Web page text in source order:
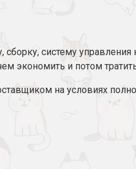
систему
экономить и потом
на условиях